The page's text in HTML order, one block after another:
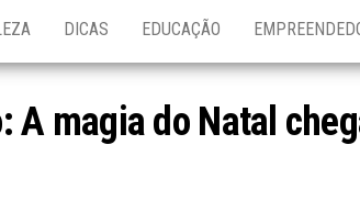
DICAS EDUCAÇÃO
A magia do Natal